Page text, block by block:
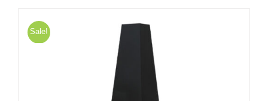
Sale!